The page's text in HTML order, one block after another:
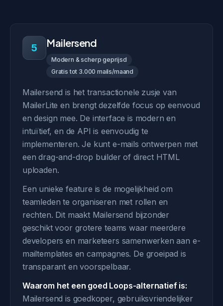
5 Mailersend
Modern & scherp geprijsd
Gratis tot 3.000 mails/maand
Mailersend is het transactionele zusje van
MailerLite en brengt dezelfde focus op eenvoud
en design mee. De interface is modern en
intuïtief, en de API is eenvoudig te
implementeren. Je kunt e-mails ontwerpen met
een drag-and-drop builder of direct HTML
uploaden.
Een unieke feature is de mogelijkheid om
teamleden te organiseren met rollen en
rechten. Dit maakt Mailersend bijzonder
geschikt voor grotere teams waar meerdere
developers en marketeers samenwerken aan e-
mailtemplates en campagnes. De groeipad is
transparant en voorspelbaar.
Waarom het een goed Loops-alternatief is:
Mailersend is goedkoper, gebruiksvriendelijker